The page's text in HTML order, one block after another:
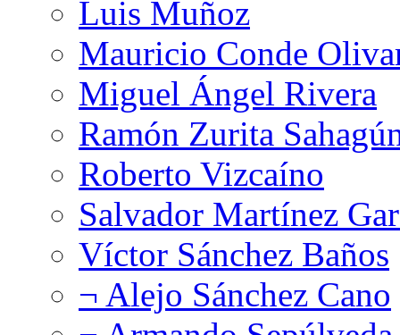
Luis Muñoz
Mauricio Conde
Miguel Ángel Rivera
Ramón Zurita
Roberto Vizcaíno
Salvador Martínez
Víctor Sánchez Baños
¬ Alejo Sánchez Cano